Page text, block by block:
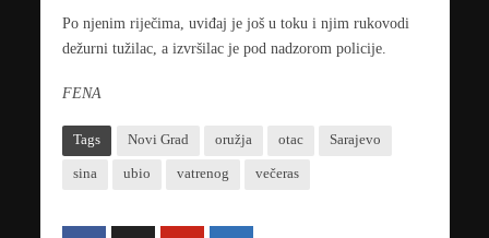
Po njenim riječima, uviđaj je još u toku i njim rukovodi
dežurni tužilac, a izvršilac je pod nadzorom policije.
FENA
Tags Novi Grad oružja otac Sarajevo
sina ubio vatrenog večeras